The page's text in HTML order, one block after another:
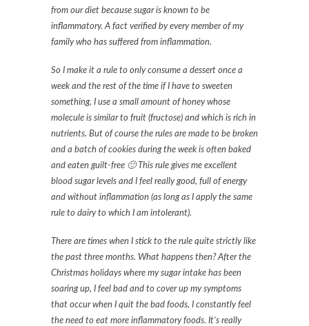
from our diet because sugar is known to be
inflammatory. A fact verified by every member of my
family who has suffered from inflammation.
So I make it a rule to only consume a dessert once a
week and the rest of the time if I have to sweeten
something, I use a small amount of honey whose
molecule is similar to fruit (fructose) and which is rich in
nutrients. But of course the rules are made to be broken
and a batch of cookies during the week is often baked
and eaten guilt-free 🙂 This rule gives me excellent
blood sugar levels and I feel really good, full of energy
and without inflammation (as long as I apply the same
rule to dairy to which I am intolerant).
There are times when I stick to the rule quite strictly like
the past three months. What happens then? After the
Christmas holidays where my sugar intake has been
soaring up, I feel bad and to cover up my symptoms
that occur when I quit the bad foods, I constantly feel
the need to eat more inflammatory foods. It’s really